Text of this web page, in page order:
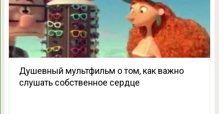
Душевный мультфильм о том, как важно
слушать собственное сердце